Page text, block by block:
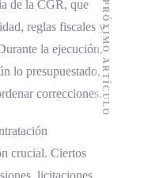
de la CGR, que
reglas fiscales y
la ejecución,
lo presupuestado,
correcciones.
crucial. Ciertos
licitaciones
PRÓXIMO ARTÍCULO